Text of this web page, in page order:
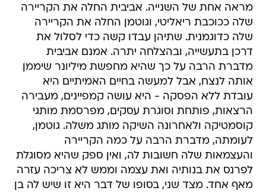
מראה אחת של השנייה. אביבית החלה את הקריירה
שלה ככוכבת ריאליטי, וגוטמן החלה את הקריירה
שלה כדוגמנית. שתיהן עבדו קשה כדי לסלול את
דרכן בתעשייה, ובהצלחה יתרה. אמנם אביבית
מדברת הרבה על כך שהיא מחפשת מיליונר שיממן
אותה לנצח, אבל למעשה בחיים האמיתיים היא
עובדת ללא הפסקה - היא עושה קמפיינים, מעבירה
הרצאות, פותחת וסוגרת עסקים, מפרסמת מותגי
קוסמטיקה ולאחרונה השיקה מותג משלה. גוטמן,
לעומתה, מדברת הרבה על כמה הקריירה
והעצמאות שלה חשובות לה, ואין ספק שהיא מסוגלת
לפרנס את בנותיה ואת עצמה וממש לא צריכה עזרה
מאף אחד. מצד שני, בסופו של דבר היא זו שיש לה בן